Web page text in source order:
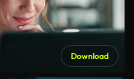
Download